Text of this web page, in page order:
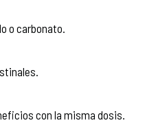
o carbonato.
con la misma dosis.